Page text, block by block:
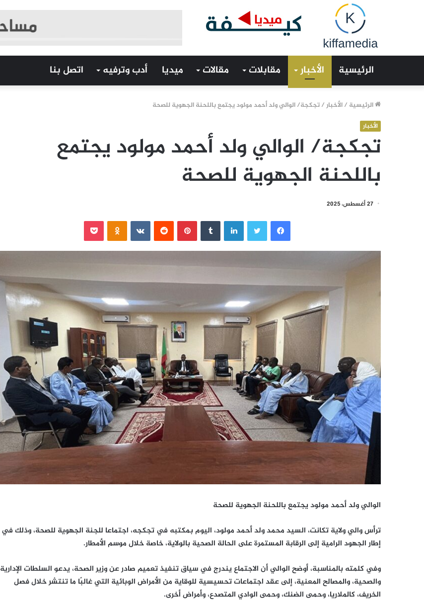
الرئيسية الأخبار مقابلات مقالات ميديا أدب وترفيه اتصل بنا
الرئيسية /الأخبار/تجكجة/ الوالي ولد أحمد مولود يجتمع باللحنة الجهوية للصحة
الأخبار
تجكجة/ الوالي ولد أحمد مولود يجتمع
باللحنة الجهوية للصحة
27 أغسطس، 2025
فيسبوك لينكدإن بينتيريست
الوالي ولد أحمد مولود يجتمع باللحنة الجهوية للصحة
ترأس والي ولاية تكانت، السيد محمد ولد أحمد مولود، اليوم بمكتبه في تجكجه، اجتماعا للجنة الجهوية للصحة، وذلك في
إطار الجهود الرامية إلى الرقابة المستمرة على الحالة الصحية بالولاية، خاصة خلال موسم الأمطار.
وفي كلمته بالمناسبة، أوضح الوالي أن الاجتماع يندرج في سياق تنفيذ تعميم صادر عن وزير الصحة، يدعو السلطات الإدارية
والصحية، والمصالح المعنية، إلى عقد اجتماعات تحسيسية للوقاية من الأمراض الوبائية التي غالبًا ما تنتشر خلال فصل
الخريف، كالملاريا، وحمى الضنك، وحمى الوادي المتصدع، وأمراض أخرى.